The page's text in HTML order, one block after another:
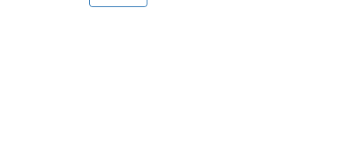
KATOON Doraemon 不僅如此而已，最